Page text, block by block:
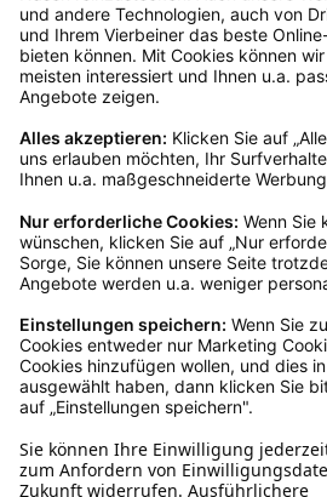
Kundenservice
Mo – Fr 9 – 17 Uhr, Sa 9 – 13 Uhr
Ruf uns an
04942-60 64 080
Schreibe uns
verkauf@schecker.de
WhatsApp Support
+49 1520 8997191